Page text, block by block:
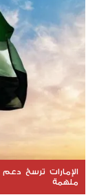
الإمارات ترسخ
ملهمة